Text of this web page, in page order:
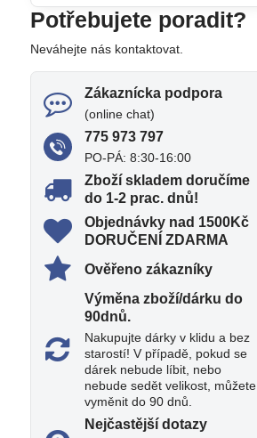
Potřebujete poradit?
Neváhejte nás kontaktovat.
Zákaznícka podpora
(online chat)
775 973 797
PO-PÁ: 8:30-16:00
Zboží skladem doručíme
do 1-2 prac​. dnů!
Objednávky nad 1500Kč
DORUČENÍ ZDARMA
Ověřeno zákazníky
Výměna zboží/dárku do
90dnů​.
Nakupujte dárky v klidu a bez
starostí! V případě, pokud se
dárek nebude líbit, nebo
nebude sedět velikost, můžete
vyměnit do 90 dnů.
Nejčastější dotazy